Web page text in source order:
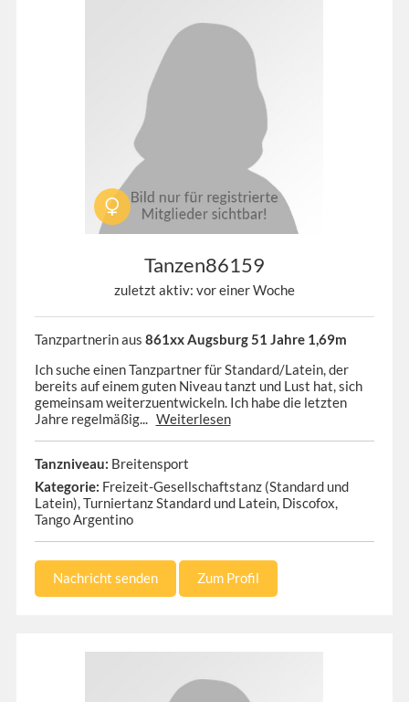
Tanzen86159
zuletzt aktiv: vor einer Woche
Tanzpartnerin aus 861xx Augsburg 51 Jahre 1,69m
Ich suche einen Tanzpartner für Standard/Latein, der
bereits auf einem guten Niveau tanzt und Lust hat, sich
gemeinsam weiterzuentwickeln. Ich habe die letzten
Jahre regelmäßig... Weiterlesen
Tanzniveau: Breitensport
Kategorie: Freizeit-Gesellschaftstanz (Standard und
Latein), Turniertanz Standard und Latein, Discofox,
Tango Argentino
Nachricht senden Zum Profil